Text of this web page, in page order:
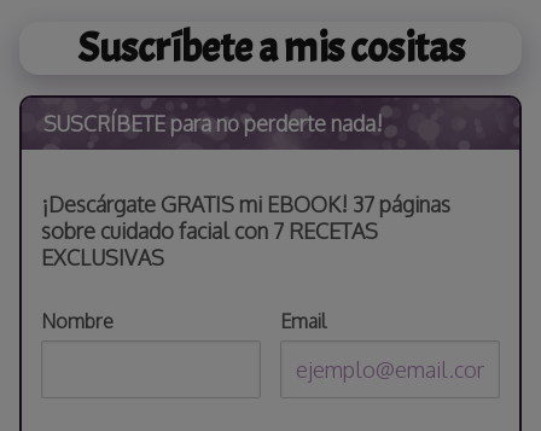
contenidoSuscríbete a mis cositas
SUSCRÍBETE para no perderte nada!
¡Descárgate GRATIS mi EBOOK! 37 páginas
sobre cuidado facial con 7 RECETAS
EXCLUSIVAS
Nombre Email